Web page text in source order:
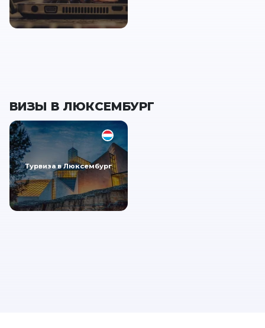
ВИЗЫ В ЛЮКСЕМБУРГ
Турвиза в Люксембург